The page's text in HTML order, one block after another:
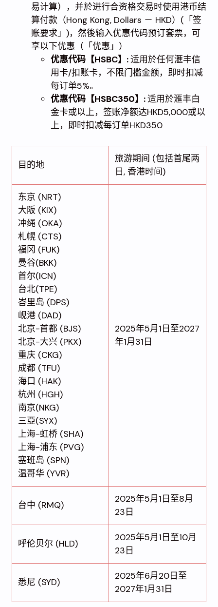
易计算），并於进行合资格交易时使用港币结
算付款（Hong Kong, Dollars － HKD）(「签
账要求」)，然後输入优惠代码预订套票，可
享以下优惠（「优惠」）
优惠代码【HSBC】:适用於任何滙丰信
用卡/扣账卡，不限门槛金额，即时扣减
每订单5%。
优惠代码【HSBC350】:适用於滙丰白
金卡或以上，签账净额达HKD5,000或以
上，即时扣减每订单HKD350
目的地
旅游期间 (包括首尾两
日, 香港时间)
东京 (NRT)
大阪 (KIX)
冲绳 (OKA)
札幌 (CTS)
福冈 (FUK)
曼谷(BKK)
首尔(ICN)
台北(TPE)
峇里岛 (DPS)
岘港 (DAD)
北京-首都 (BJS)
北京-大兴 (PKX)
重庆 (CKG)
成都 (TFU)
海口 (HAK)
杭州 (HGH)
南京(NKG)
三亞(SYX)
上海-虹桥 (SHA)
上海-浦东 (PVG)
塞班岛 (SPN)
温哥华 (YVR)
2025年5月1日至2027
年1月31日
台中 (RMQ)
2025年5月1日至8月
23日
呼伦贝尔 (HLD)
2025年5月1日至10月
23日
悉尼 (SYD)
2025年6月20日至
2027年1月31日